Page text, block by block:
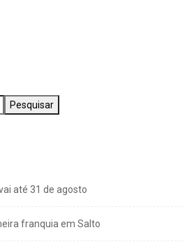
Pesquisar
até 31 de agosto
franquia em Salto